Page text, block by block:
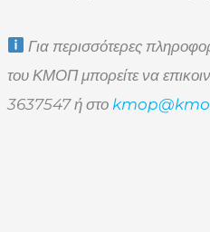
Για περισσότερες
του ΚΜΟΠ μπορείτε να
3637547 ή στο kmop@